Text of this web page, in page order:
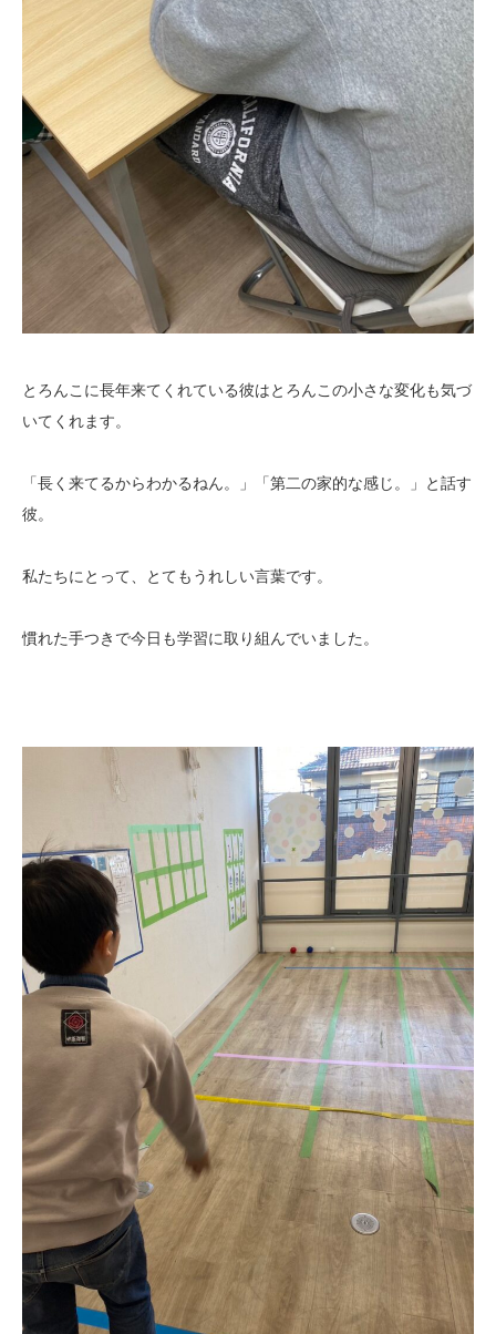
とろんこに長年来てくれている彼はとろんこの小さな変化も気づ
いてくれます。
「長く来てるからわかるねん。」「第二の家的な感じ。」と話す
彼。
私たちにとって、とてもうれしい言葉です。
慣れた手つきで今日も学習に取り組んでいました。